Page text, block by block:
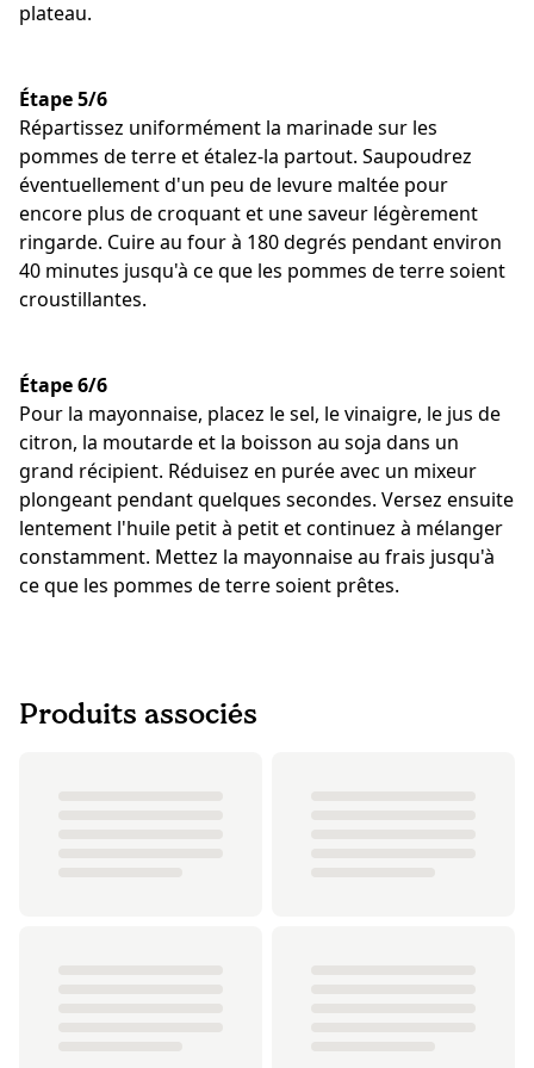
plateau.
Étape 5/6
Répartissez uniformément la marinade sur les
pommes de terre et étalez-la partout. Saupoudrez
éventuellement d'un peu de levure maltée pour
encore plus de croquant et une saveur légèrement
ringarde. Cuire au four à 180 degrés pendant environ
40 minutes jusqu'à ce que les pommes de terre soient
croustillantes.
Étape 6/6
Pour la mayonnaise, placez le sel, le vinaigre, le jus de
citron, la moutarde et la boisson au soja dans un
grand récipient. Réduisez en purée avec un mixeur
plongeant pendant quelques secondes. Versez ensuite
lentement l'huile petit à petit et continuez à mélanger
constamment. Mettez la mayonnaise au frais jusqu'à
ce que les pommes de terre soient prêtes.
Produits associés